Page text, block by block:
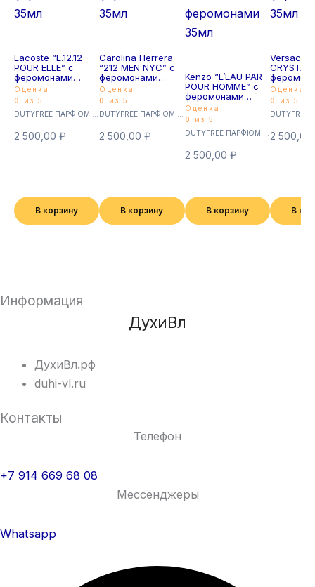
Lacoste “L.12.12
POUR ELLE” с
феромонами
35мл
Оценка
0
из 5
2 500,00 ₽
В корзину
Carolina Herrera
“212 MEN NYC” с
феромонами
35мл
Оценка
0
из 5
2 500,00₽
В корзину
Kenzo “L’EAU PAR
POUR HOMME” с
феромонами
35мл
Оценка
0
из 5
2 500,00 ₽
В корзину
Versace
35мл
Оценка
0
из 5
2 500,00
В
Информация
ДухиВл
ДухиВл.рф
duhi-vl.ru
Контакты
Телефон
+7 914 669 68 08
Мессенджеры
Whatsapp